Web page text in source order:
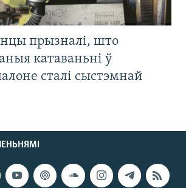
прызналі, што
катаваньні ў
сталі сыстэмнай